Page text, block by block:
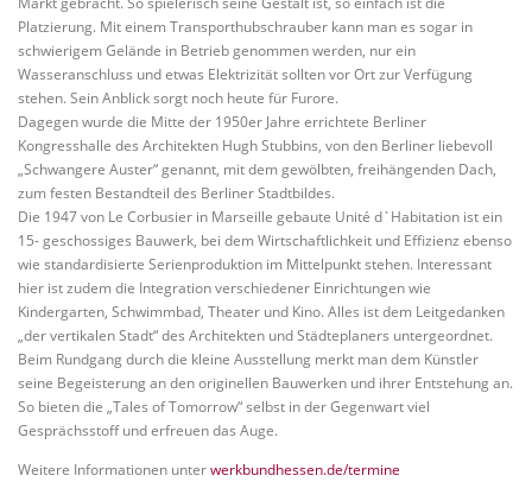
Platzierung. Mit einem Transporthubschrauber kann man es sogar in
schwierigem Gelände in Betrieb genommen werden, nur ein
Wasseranschluss und etwas Elektrizität sollten vor Ort zur Verfügung
stehen. Sein Anblick sorgt noch heute für Furore.
Dagegen wurde die Mitte der 1950er Jahre errichtete Berliner
Kongresshalle des Architekten Hugh Stubbins, von den Berliner liebevoll
„Schwangere Auster“ genannt, mit dem gewölbten, freihängenden Dach,
zum festen Bestandteil des Berliner Stadtbildes.
Die 1947 von Le Corbusier in Marseille gebaute Unité d`Habitation ist ein
15- geschossiges Bauwerk, bei dem Wirtschaftlichkeit und Effizienz ebenso
wie standardisierte Serienproduktion im Mittelpunkt stehen. Interessant
hier ist zudem die Integration verschiedener Einrichtungen wie
Kindergarten, Schwimmbad, Theater und Kino. Alles ist dem Leitgedanken
„der vertikalen Stadt“ des Architekten und Städteplaners untergeordnet.
Beim Rundgang durch die kleine Ausstellung merkt man dem Künstler
seine Begeisterung an den originellen Bauwerken und ihrer Entstehung an.
So bieten die „Tales of Tomorrow“ selbst in der Gegenwart viel
Gesprächsstoff und erfreuen das Auge.
Weitere Informationen unterwerkbundhessen.de/termine